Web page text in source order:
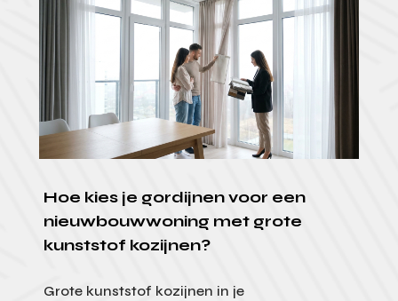
Hoe kies je gordijnen voor een
nieuwbouwwoning met grote
kunststof kozijnen?
Grote kunststof kozijnen in je